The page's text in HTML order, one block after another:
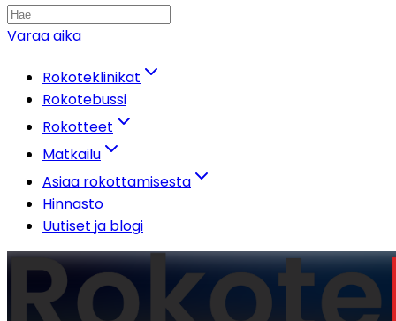
Varaa aika
Rokoteklinikat
Rokotebussi
Rokotteet
Matkailu
Asiaa rokottamisesta
Hinnasto
Uutiset ja blogi